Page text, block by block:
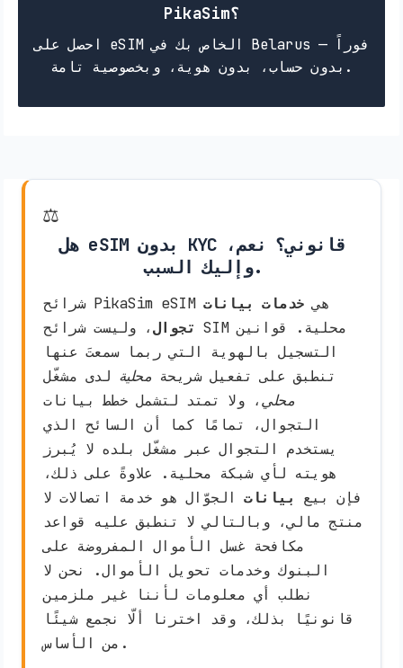
PikaSim؟
احصل على eSIM الخاص بك في Belarus فوراً —
بدون حساب، بدون هوية، وبخصوصية تامة.
⚖️
هل eSIM بدون KYC قانوني؟ نعم،
وإليك السبب.
شرائح PikaSim eSIM هي خدمات بيانات
تجوال، وليست شرائح SIM محلية. قوانين
التسجيل بالهوية التي ربما سمعتَ عنها
تنطبق على تفعيل شريحة محلية لدى مشغّل
محلي، ولا تمتد لتشمل خطط بيانات
التجوال، تمامًا كما أن السائح الذي
يستخدم التجوال عبر مشغّل بلده لا يُبرز
هويته لأي شبكة محلية. علاوةً على ذلك،
فإن بيع بيانات الجوّال هو خدمة اتصالات لا
منتج مالي، وبالتالي لا تنطبق عليه قواعد
مكافحة غسل الأموال المفروضة على
البنوك وخدمات تحويل الأموال. نحن لا
نطلب أي معلومات لأننا غير ملزمين
قانونيًا بذلك، وقد اخترنا ألّا نجمع شيئًا
من الأساس.